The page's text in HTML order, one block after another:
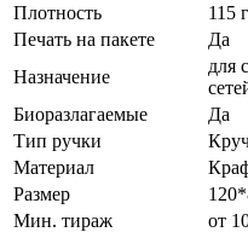
Плотность
115
Печать на пакете
Да
Назначение
для
Биоразлагаемые
Да
Тип ручки
Материал
Размер
Мин. тираж
от